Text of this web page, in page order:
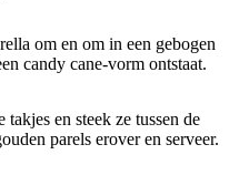
om en om in een gebogen
candy cane-vorm ontstaat.
en steek ze tussen de
parels erover en serveer.